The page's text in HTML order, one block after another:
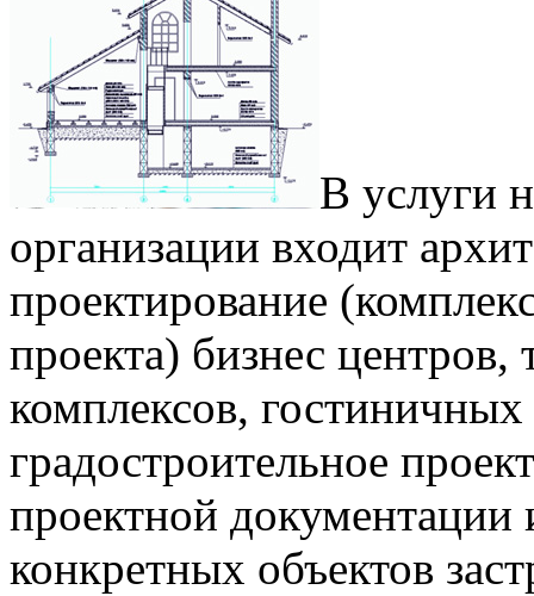
В услуги
организации входит
проектирование
проекта) бизнес
комплексов,
градостроительное
проектной
конкретных объектов